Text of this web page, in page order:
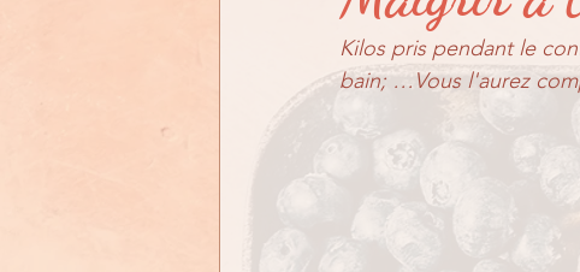
En quoi puis-je vous aider ?
Kilos pris pendant le
bain; …Vous l'aurez